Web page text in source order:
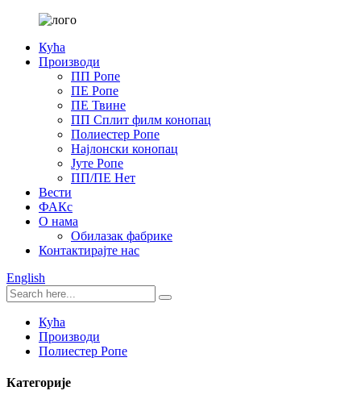
Кућа
Производи
ПП Ропе
ПЕ Ропе
ПЕ Твине
ПП Сплит филм конопац
Полиестер Ропе
Најлонски конопац
Јуте Ропе
ПП/ПЕ Нет
Вести
ФАКс
О нама
Обилазак фабрике
Контактирајте нас
English
Кућа
Производи
Полиестер Ропе
Категорије